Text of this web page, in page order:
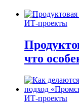
ИТ-проекты
что
ИТ-проекты